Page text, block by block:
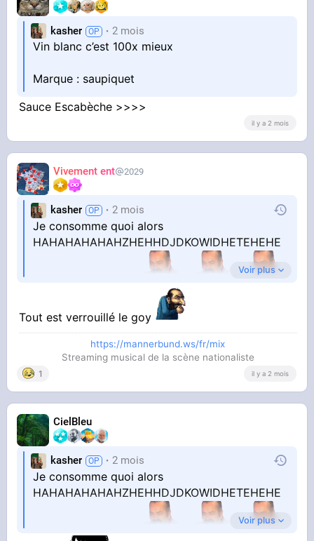
kasher 2 mois
Vin blanc c’est 100x mieux
Marque : saupiquet
Sauce Escabèche >>>>
il y a 2 mois
Vivement ent 2029
kasher 2 mois
Je consomme quoi alors
HAHAHAHAHAHZHEHHDJDKOWIDHETEHEHE
Voir plus
Tout est verrouillé le goy
https://mannerbund.ws/fr/mix
Streaming musical de la scène nationaliste
1 il y a 2 mois
CielBleu
kasher 2 mois
Je consomme quoi alors
HAHAHAHAHAHZHEHHDJDKOWIDHETEHEHE
HEEHEHEHEHEG
Voir plus